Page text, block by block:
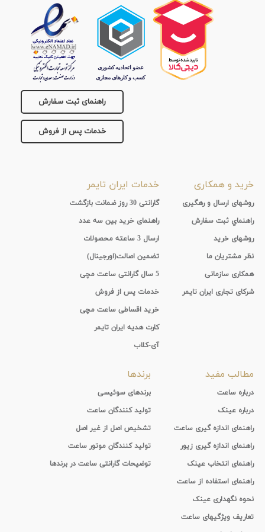
راهنمای ثبت سفارش
خدمات پس از فروش
خرید و همکاری
روشهای ارسال و رهگیری
راهنماي ثبت سفارش
روشهای خرید
نظر مشتریان ما
همکاری سازمانی
شرکای تجاری ایران تایمر
خدمات ایران تایمر
گارانتی 30 روز ضمانت بازگشت
راهنمای خرید بین سه عدد
ارسال 3 ساعته محصولات
تضمین اصالت(اورجینال)
5 سال گارانتی ساعت مچی
خدمات پس از فروش
خرید اقساطی ساعت مچی
کارت هدیه ایران تایمر
آی-کلاب
مطالب مفید
درباره ساعت
درباره عینک
راهنمای اندازه گیری ساعت
راهنمای اندازه گیری زیور
راهنمای انتخاب عینک
راهنمای استفاده از ساعت
نحوه نگهداری عینک
تعاریف ویژگیهای ساعت
برندها
برندهای سوئیسی
تولید کنندگان ساعت
تشخیص اصل از غیر اصل
تولید کنندگان موتور ساعت
توضیحات گارانتی ساعت در برندها